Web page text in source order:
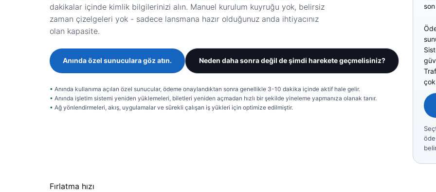
dakikalar içinde kimlik bilgilerinizi alın. Manuel kurulum kuyruğu yok, belirsiz
zaman çizelgeleri yok - sadece lansmana hazır olduğunuz anda ihtiyacınız
olan kapasite.
Anında özel sunuculara göz atın. Neden daha sonra değil de şimdi harekete geçmelisiniz?
Anında kullanıma açılan özel sunucular, ödeme onaylandıktan sonra genellikle 3-10 dakika içinde aktif hale gelir.
Anında işletim sistemi yeniden yüklemeleri, biletleri yeniden açmadan hızlı bir şekilde yineleme yapmanıza olanak tanır.
Ağ yönlendirmeleri, akış, uygulamalar ve sürekli çalışan iş yükleri için optimize edilmiştir.
Fırlatma hızı